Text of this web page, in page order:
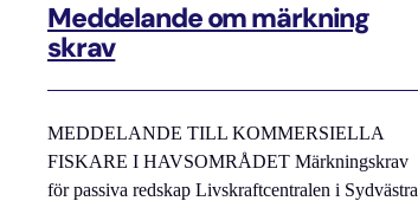
Meddelande om märkning
skrav
MEDDELANDE TILL KOMMERSIELLA
FISKARE I HAVSOMRÅDET Märkningskrav
för passiva redskap Livskraftcentralen i Sydvästra